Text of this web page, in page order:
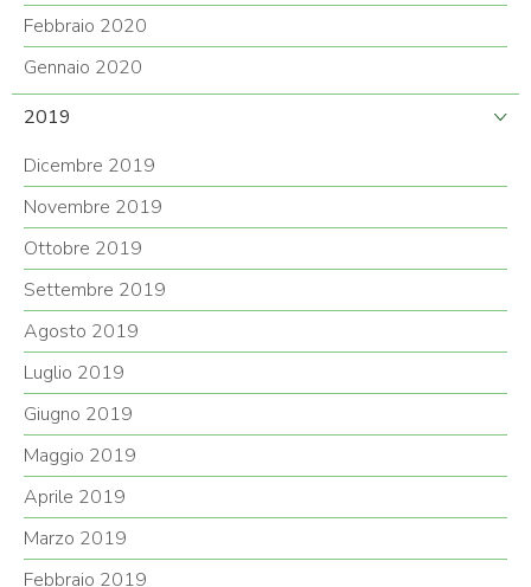
Febbraio 2020
Gennaio 2020
2019
Dicembre 2019
Novembre 2019
Ottobre 2019
Settembre 2019
Agosto 2019
Luglio 2019
Giugno 2019
Maggio 2019
Aprile 2019
Marzo 2019
Febbraio 2019